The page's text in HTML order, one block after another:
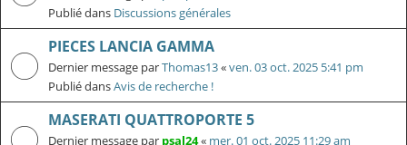
Publié dans Discussions générales
PIECES LANCIA GAMMA
Dernier message parThomas13«ven. 03 oct. 2025 5:41 pm
Publié dansAvis de recherche !
MASERATI QUATTROPORTE 5
Dernier message par psal24« mer. 01 oct. 2025 11:29 am